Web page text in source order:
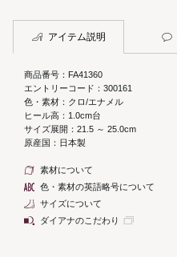
アイテム説明
商品番号：FA41360
エントリーコード：300161
色・素材：クロ/エナメル
ヒール高：1.0cm台
サイズ展開：21.5 ～ 25.0cm
原産国：日本製
素材について
色・素材の英語略号について
サイズについて
ダイアナのこだわり